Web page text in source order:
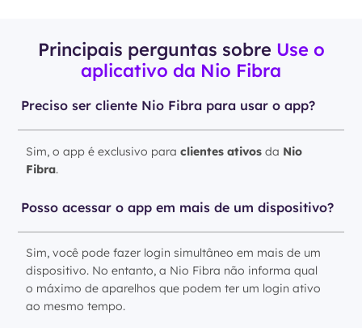
Principais perguntas sobre Use o
aplicativo da Nio Fibra
Preciso ser cliente Nio Fibra para usar o app?
Sim, o app é exclusivo paraclientes ativos da Nio
Fibra.
Posso acessar o app em mais de um dispositivo?
Sim, você pode fazer login simultâneo em mais de um
dispositivo. No entanto, a Nio Fibra não informa qual
o máximo de aparelhos que podem ter um login ativo
ao mesmo tempo.